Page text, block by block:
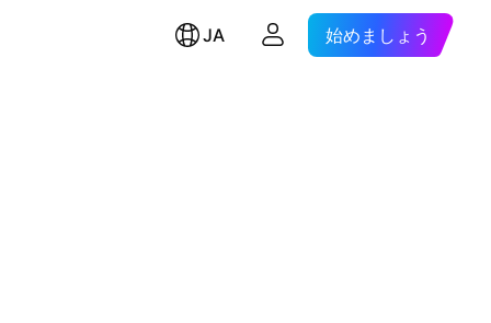
JA 始めましょう